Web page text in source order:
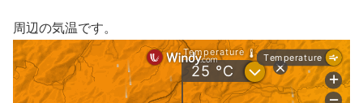
周辺の気温です。